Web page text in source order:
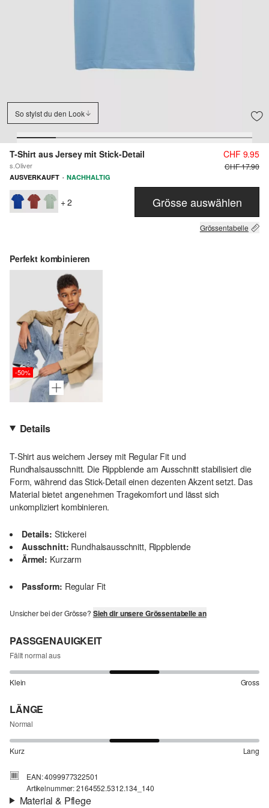
So stylst du den Look
T-Shirt aus Jersey mit Stick-Detail
s.Oliver
CHF 9.95
CHF 17.90
AUSVERKAUFT · NACHHALTIG
+ 2 Grösse auswählen
Grössentabelle
Perfekt kombinieren
-50%
Details
T-Shirt aus weichem Jersey mit Regular Fit und
Rundhalsausschnitt. Die Rippblende am Ausschnitt stabilisiert die
Form, während das Stick-Detail einen dezenten Akzent setzt. Das
Material bietet angenehmen Tragekomfort und lässt sich
unkompliziert kombinieren.
Details: Stickerei
Ausschnitt: Rundhalsausschnitt, Rippblende
Ärmel: Kurzarm
Passform: Regular Fit
Unsicher bei der Grösse? Sieh dir unsere Grössentabelle an
PASSGENAUIGKEIT
Fällt normal aus
Klein Gross
LÄNGE
Normal
Kurz Lang
EAN: 4099977322501
Artikelnummer: 2164552.5312.134_140
Material & Pflege